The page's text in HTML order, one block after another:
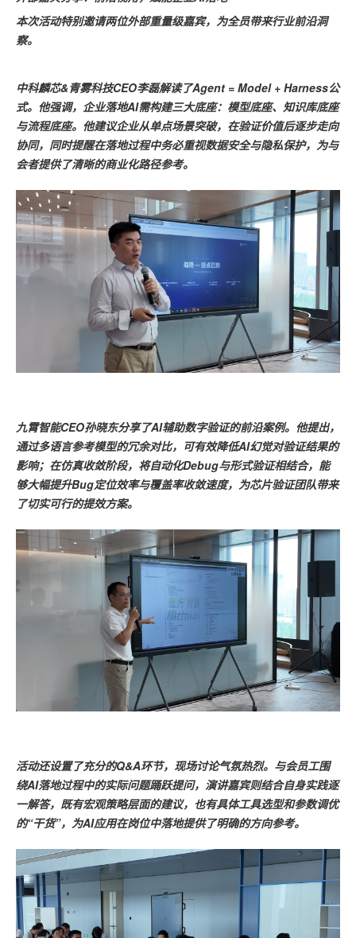
本次活动特别邀请两位外部重量级嘉宾，为全员带来行业前沿洞
察。
中科麟芯&青雾科技CEO李磊解读了Agent = Model + Harness公
式。他强调，企业落地AI需构建三大底座：模型底座、知识库底座
与流程底座。他建议企业从单点场景突破，在验证价值后逐步走向
协同，同时提醒在落地过程中务必重视数据安全与隐私保护，为与
会者提供了清晰的商业化路径参考。
九霄智能CEO孙晓东分享了AI辅助数字验证的前沿案例。他提出，
通过多语言参考模型的冗余对比，可有效降低AI幻觉对验证结果的
影响；在仿真收敛阶段，将自动化Debug与形式验证相结合，能
够大幅提升Bug定位效率与覆盖率收敛速度，为芯片验证团队带来
了切实可行的提效方案。
活动还设置了充分的Q&A环节，现场讨论气氛热烈。与会员工围
绕AI落地过程中的实际问题踊跃提问，演讲嘉宾则结合自身实践逐
一解答，既有宏观策略层面的建议，也有具体工具选型和参数调优
的“干货”，为AI应用在岗位中落地提供了明确的方向参考。